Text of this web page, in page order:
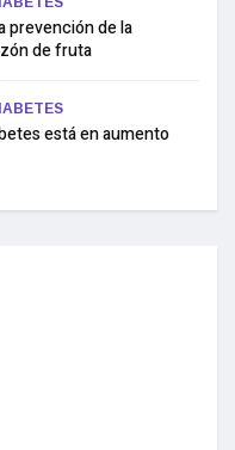
prevención de la
de fruta
está en aumento